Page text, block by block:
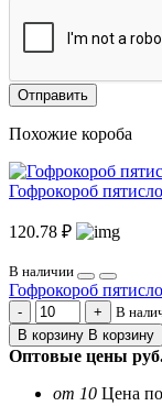
Отправить
Похожие короба
Гофрокороб
120.78 ₽
В наличии
Гофрокороб
В
В корзину В корзину
Оптовые цены
от 10 Цена